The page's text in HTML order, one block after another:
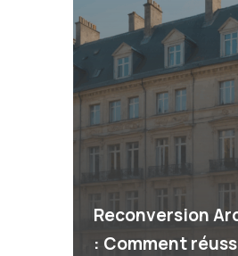
Reconversion
: Comment